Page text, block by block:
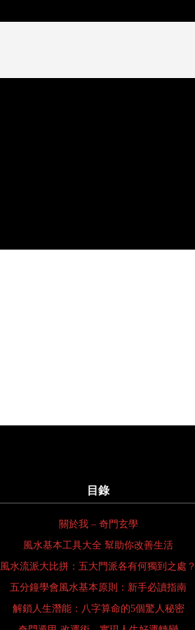
目錄
關於我 – 奇門玄學
風水基本工具大全 幫助你改善生活
風水流派大比拼：五大門派各有何獨到之處？
五分鐘學會風水基本原則：新手必讀指南
解鎖人生潛能：八字算命的5個驚人秘密